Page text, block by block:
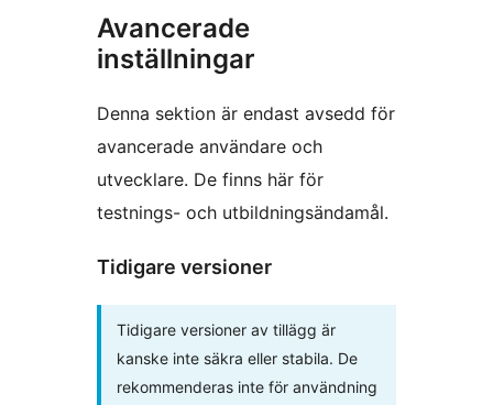
Avancerade
inställningar
Denna sektion är endast avsedd för
avancerade användare och
utvecklare. De finns här för
testnings- och utbildningsändamål.
Tidigare versioner
Tidigare versioner av tillägg är
kanske inte säkra eller stabila. De
rekommenderas inte för användning